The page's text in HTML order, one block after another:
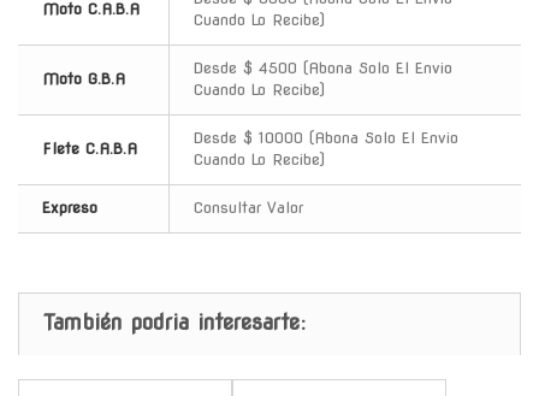
Moto C.A.B.A
Cuando Lo Recibe)
Moto G.B.A
Desde $ 4500 (Abona Solo El Envio
Cuando Lo Recibe)
Flete C.A.B.A
Desde $ 10000 (Abona Solo El Envio
Cuando Lo Recibe)
Expreso Consultar Valor
También podria interesarte: